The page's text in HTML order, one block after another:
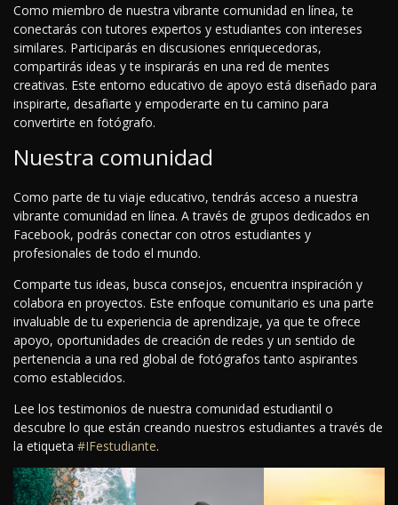
Como miembro de nuestra vibrante comunidad en línea, te
conectarás con tutores expertos y estudiantes con intereses
similares. Participarás en discusiones enriquecedoras,
compartirás ideas y te inspirarás en una red de mentes
creativas. Este entorno educativo de apoyo está diseñado para
inspirarte, desafiarte y empoderarte en tu camino para
convertirte en fotógrafo.
Nuestra comunidad
Como parte de tu viaje educativo, tendrás acceso a nuestra
vibrante comunidad en línea. A través de grupos dedicados en
Facebook, podrás conectar con otros estudiantes y
profesionales de todo el mundo.
Comparte tus ideas, busca consejos, encuentra inspiración y
colabora en proyectos. Este enfoque comunitario es una parte
invaluable de tu experiencia de aprendizaje, ya que te ofrece
apoyo, oportunidades de creación de redes y un sentido de
pertenencia a una red global de fotógrafos tanto aspirantes
como establecidos.
Lee los testimonios de nuestra comunidad estudiantil o
descubre lo que están creando nuestros estudiantes a través de
la etiqueta #IFestudiante.